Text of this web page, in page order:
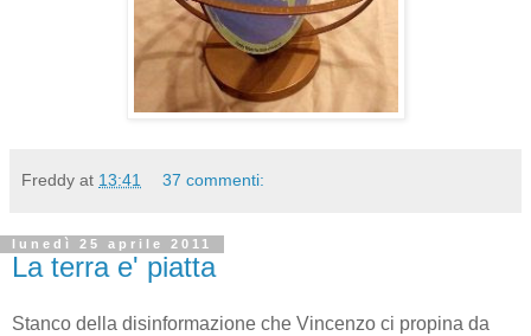
Freddy at 13:41 37 commenti:
lunedì 25 aprile 2011
La terra e' piatta
Stanco della disinformazione che Vincenzo ci propina da